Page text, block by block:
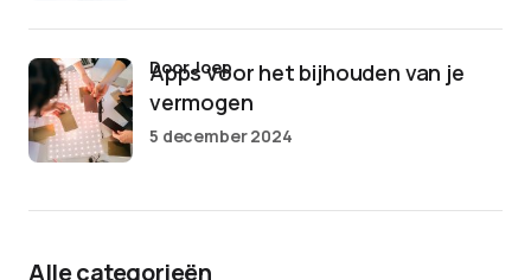
Apps voor het bijhouden van je
vermogen
door Joep
5 december 2024
Alle categorieën